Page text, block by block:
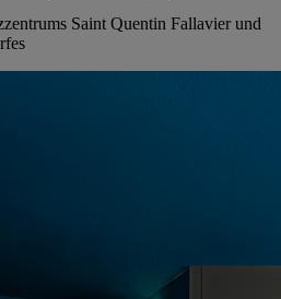
Saint Quentin Fallavier und